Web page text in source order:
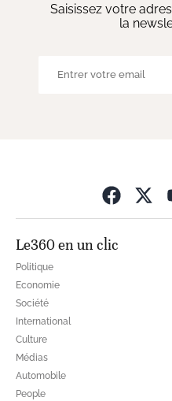
Saisissez votre
la
Le360 en un clic
Politique
Economie
Société
International
Culture
Médias
Automobile
People